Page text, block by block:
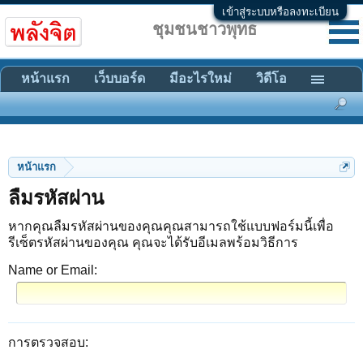
เข้าสู่ระบบหรือลงทะเบียน
หน้าแรก
ลืมรหัสผ่าน
หากคุณลืมรหัสผ่านของคุณคุณสามารถใช้แบบฟอร์มนี้เพื่อ
รีเซ็ตรหัสผ่านของคุณ คุณจะได้รับอีเมลพร้อมวิธีการ
Name or Email:
การตรวจสอบ:
ชุมชนชาวพุทธ
หน้าแรก เว็บบอร์ด มีอะไรใหม่ วิดีโอ